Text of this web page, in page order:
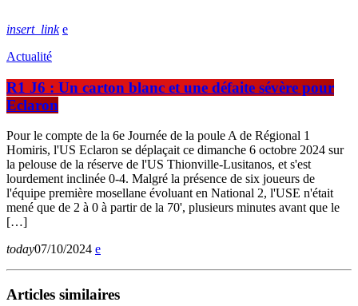
insert_link
Actualité
R1 J6 : Un carton blanc et une défaite sévère pour
Eclaron
Pour le compte de la 6e Journée de la poule A de Régional 1
Homiris, l'US Eclaron se déplaçait ce dimanche 6 octobre 2024 sur
la pelouse de la réserve de l'US Thionville-Lusitanos, et s'est
lourdement inclinée 0-4. Malgré la présence de six joueurs de
l'équipe première mosellane évoluant en National 2, l'USE n'était
mené que de 2 à 0 à partir de la 70', plusieurs minutes avant que le
[…]
today07/10/2024
Articles similaires